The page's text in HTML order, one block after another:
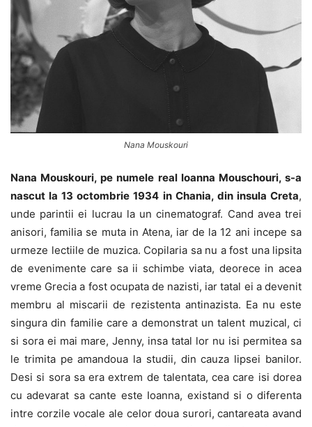
Nana Mouskouri
Nana Mouskouri, pe numele real Ioanna Mouschouri, s-a
nascut la 13 octombrie 1934 in Chania, din insula Creta,
unde parintii ei lucrau la un cinematograf. Cand avea trei
anisori, familia se muta in Atena, iar de la 12 ani incepe sa
urmeze lectiile de muzica. Copilaria sa nu a fost una lipsita
de evenimente care sa ii schimbe viata, deorece in acea
vreme Grecia a fost ocupata de nazisti, iar tatal ei a devenit
membru al miscarii de rezistenta antinazista. Ea nu este
singura din familie care a demonstrat un talent muzical, ci
si sora ei mai mare, Jenny, insa tatal lor nu isi permitea sa
le trimita pe amandoua la studii, din cauza lipsei banilor.
Desi si sora sa era extrem de talentata, cea care isi dorea
cu adevarat sa cante este Ioanna, existand si o diferenta
intre corzile vocale ale celor doua surori, cantareata avand